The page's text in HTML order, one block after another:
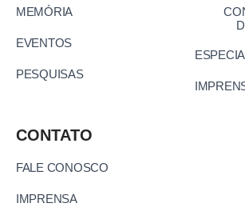
MEMÓRIA
EVENTOS
PESQUISAS
CONTATO
FALE CONOSCO
IMPRENSA